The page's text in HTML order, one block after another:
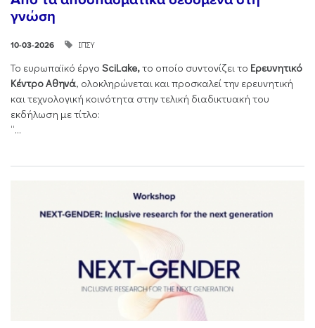
γνώση
10-03-2026 ΙΠΣΥ
Το ευρωπαϊκό έργο SciLake,το οποίο συντονίζει το Ερευνητικό
Κέντρο Αθηνά, ολοκληρώνεται και προσκαλεί την ερευνητική
και τεχνολογική κοινότητα στην τελική διαδικτυακή του
εκδήλωση με τίτλο:
“...